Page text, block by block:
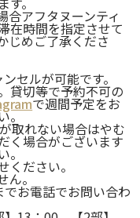
合アフタヌーンティ
在時間を指定させて
じめご了承くださ
セルが可能です。
貸切等で予約不可の
で週間予定をお
。
取れない場合はやむ
く場合がございます
。
ださい。
ん。
お電話でお問い合わ